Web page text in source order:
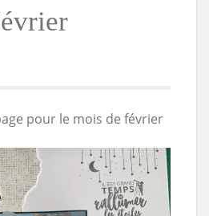
pour le mois de février